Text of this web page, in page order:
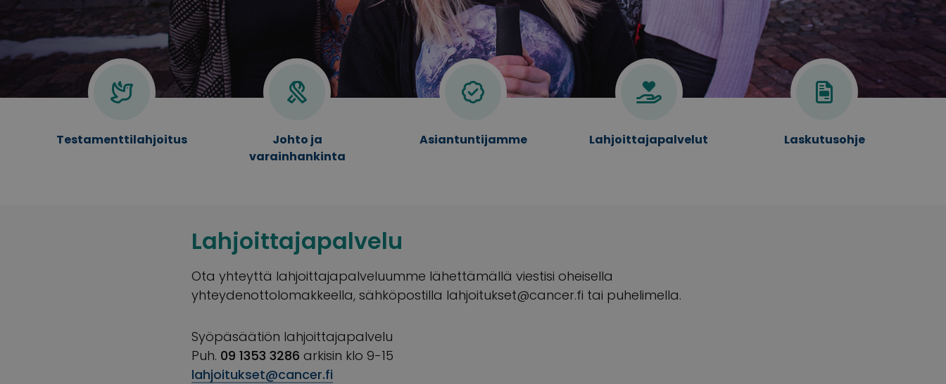
Testamenttilahjoitus
Johto ja
varainhankinta
Asiantuntijamme Lahjoittajapalvelut Laskutusohje
Lahjoittajapalvelu
Ota yhteyttä lahjoittajapalveluumme lähettämällä viestisi oheisella
yhteydenottolomakkeella, sähköpostilla lahjoitukset@cancer.fi tai puhelimella.
Syöpäsäätiön lahjoittajapalvelu
Puh. 09 1353 3286 arkisin klo 9-15
lahjoitukset@cancer.fi